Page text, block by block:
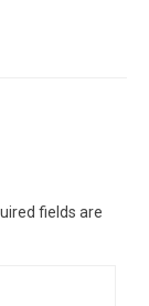
fields are